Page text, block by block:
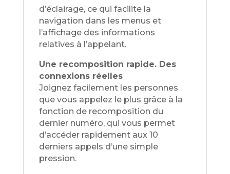
d’éclairage, ce qui facilite la
navigation dans les menus et
l’affichage des informations
relatives à l’appelant.
Une recomposition rapide. Des
connexions réelles
Joignez facilement les personnes
que vous appelez le plus grâce à la
fonction de recomposition du
dernier numéro, qui vous permet
d’accéder rapidement aux 10
derniers appels d’une simple
pression.